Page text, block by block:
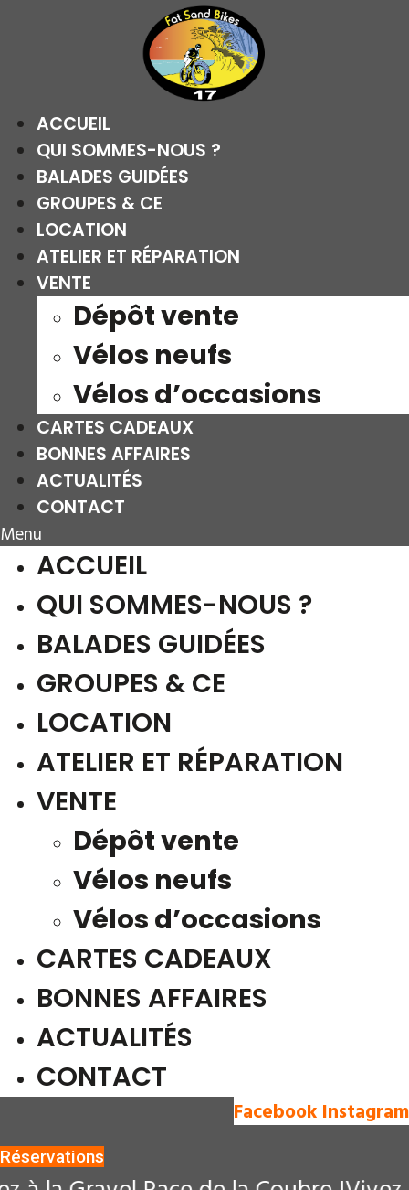
ACCUEIL
QUI SOMMES-NOUS ?
BALADES GUIDÉES
GROUPES & CE
LOCATION
ATELIER ET RÉPARATION
VENTE
Dépôt vente
Vélos neufs
Vélos d’occasions
CARTES CADEAUX
BONNES AFFAIRES
ACTUALITÉS
CONTACT
Menu
ACCUEIL
QUI SOMMES-NOUS ?
BALADES GUIDÉES
GROUPES & CE
LOCATION
ATELIER ET RÉPARATION
VENTE
Dépôt vente
Vélos neufs
Vélos d’occasions
CARTES CADEAUX
BONNES AFFAIRES
ACTUALITÉS
CONTACT
Facebook Instagram
Réservations